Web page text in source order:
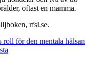
oftast en mamma.
rfsl.se.
roll för den mentala hälsan